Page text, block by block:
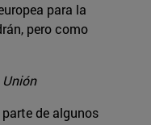
para la
pero como
de algunos